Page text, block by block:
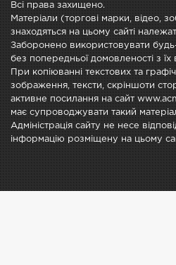
Всі права захищено.
Матеріали (торгові марки, відео,
знаходяться на цьому сайті
Заборонено використовувати будь-
без попередньої домовленості з їх
При копіюванні текстових та
зображення, тексти, скріншоти
активне посилання на сайт
має супроводжувати такий
Адміністрація сайту не несе
інформацію розміщену на цьому